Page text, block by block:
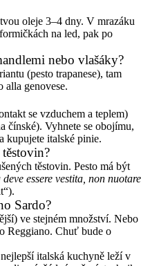
oleje 3–4 dny. V mrazáku
na led, pak po
nebo vlašáky?
(pesto trapanese), tam
alla genovese.
se vzduchem a teplem)
čínské). Vyhnete se obojímu,
kupujete italské pinie.
těstovin. Pesto má být
deve essere vestita, non nuotare
Sardo?
ve stejném množství. Nebo
Reggiano. Chuť bude o
italská kuchyně leží v